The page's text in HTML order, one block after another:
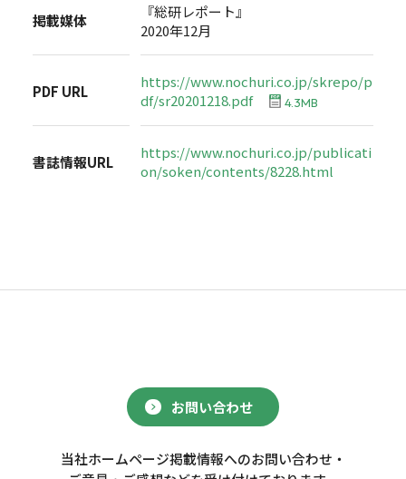
掲載媒体
『総研レポート』
2020年12月
PDF URL
https://www.nochuri.co.jp/skrepo/p
df/sr20201218.pdf
4.3MB
書誌情報URL
https://www.nochuri.co.jp/publicati
on/soken/contents/8228.html
お問い合わせ
当社ホームページ掲載情報へのお問い合わせ・